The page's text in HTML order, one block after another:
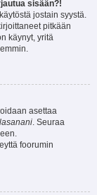
sisään?!
jostain syystä.
pitkään
käynyt, yritä
asettaa
. Seuraa
foorumin